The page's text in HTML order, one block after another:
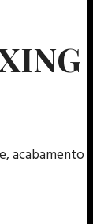
acabamento